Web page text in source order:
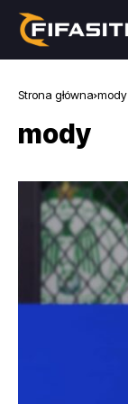
Strona główna mody
mody